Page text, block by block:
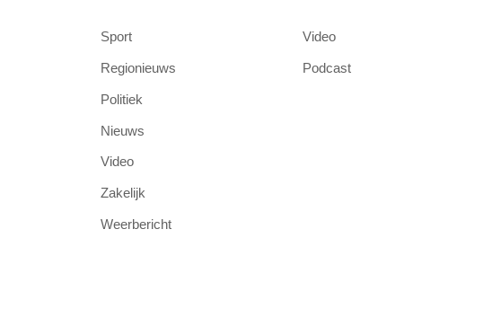
Sport
Regionieuws
Politiek
Nieuws
Video
Zakelijk
Weerbericht
Video
Podcast